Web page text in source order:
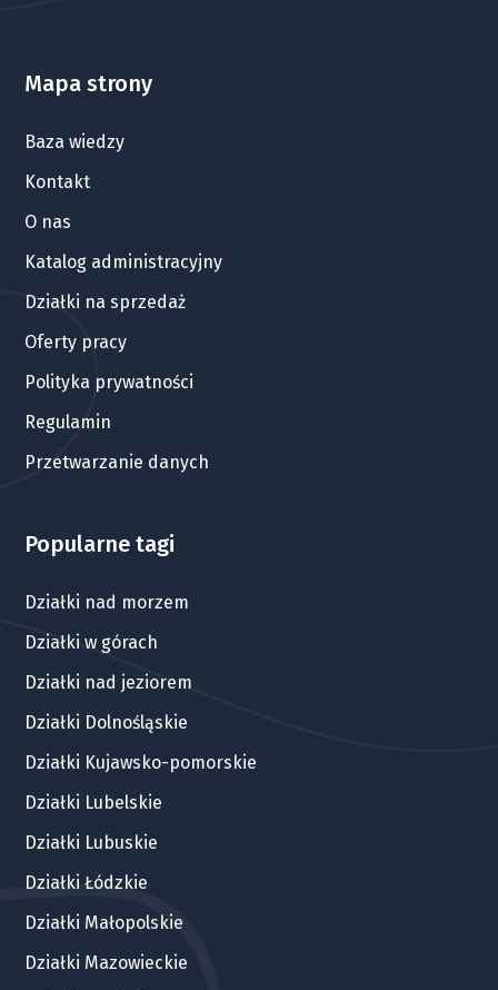
Mapa strony
Baza wiedzy
Kontakt
O nas
Katalog administracyjny
Działki na sprzedaż
Oferty pracy
Polityka prywatności
Regulamin
Przetwarzanie danych
Popularne tagi
Działki nad morzem
Działki w górach
Działki nad jeziorem
Działki Dolnośląskie
Działki Kujawsko-pomorskie
Działki Lubelskie
Działki Lubuskie
Działki Łódzkie
Działki Małopolskie
Działki Mazowieckie